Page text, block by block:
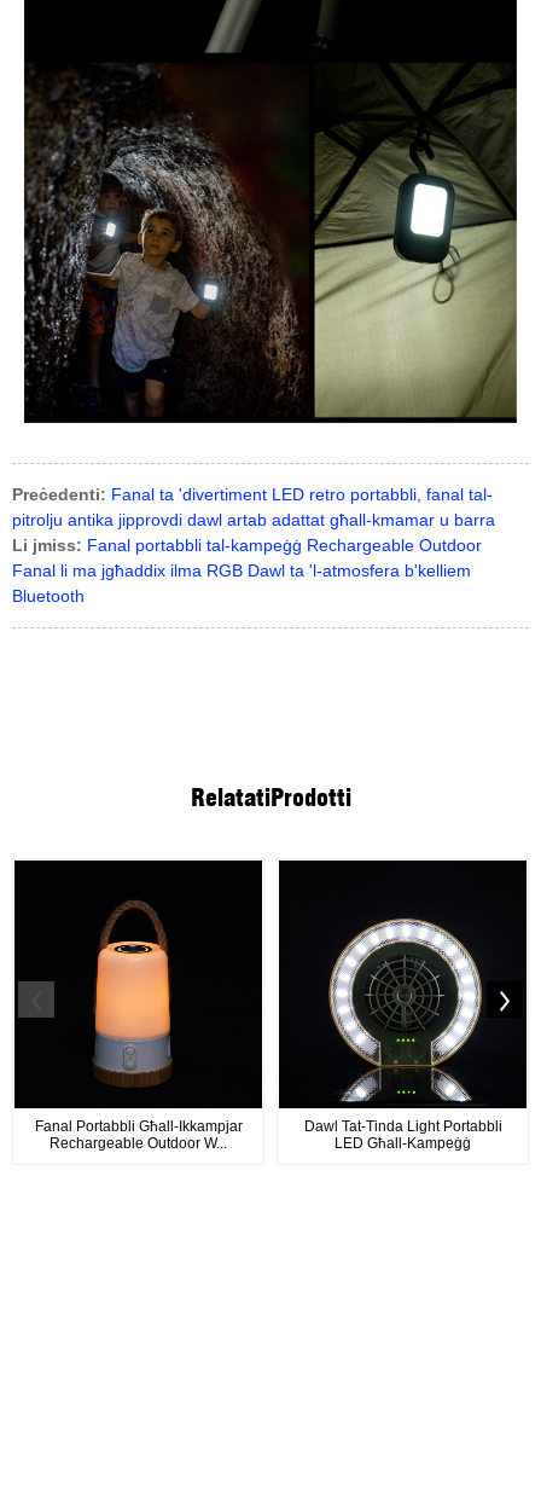
Preċedenti: Fanal ta 'divertiment LED retro portabbli, fanal tal-
pitrolju antika jipprovdi dawl artab adattat għall-kmamar u barra
Li jmiss: Fanal portabbli tal-kampeġġ Rechargeable Outdoor
Fanal li ma jgħaddix ilma RGB Dawl ta 'l-atmosfera b'kelliem
Bluetooth
RelatatiProdotti
Fanal Portabbli Għall-Ikkampjar
Rechargeable Outdoor W...
Dawl Tat-Tinda Light Portabbli
LED Għall-Kampeġġ